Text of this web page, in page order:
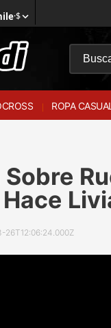
·$
ROPA CASUAL
26T12:06:24.000Z